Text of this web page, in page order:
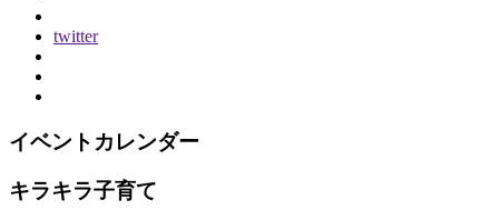
twitter
イベントカレンダー
キラキラ子育て